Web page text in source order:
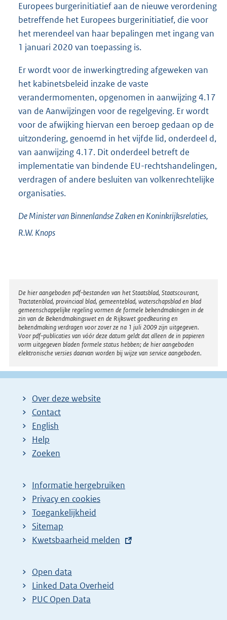
Europees burgerinitiatief aan de nieuwe verordening
betreffende het Europees burgerinitiatief, die voor
het merendeel van haar bepalingen met ingang van
1 januari 2020 van toepassing is.
Er wordt voor de inwerkingtreding afgeweken van
het kabinetsbeleid inzake de vaste
verandermomenten, opgenomen in aanwijzing 4.17
van de Aanwijzingen voor de regelgeving. Er wordt
voor de afwijking hiervan een beroep gedaan op de
uitzondering, genoemd in het vijfde lid, onderdeel d,
van aanwijzing 4.17. Dit onderdeel betreft de
implementatie van bindende EU-rechtshandelingen,
verdragen of andere besluiten van volkenrechtelijke
organisaties.
De Minister van Binnenlandse Zaken en Koninkrijksrelaties,
R.W. Knops
Disclaimer
De hier aangeboden pdf-bestanden van het Staatsblad, Staatscourant,
Tractatenblad, provinciaal blad, gemeenteblad, waterschapsblad en blad
gemeenschappelijke regeling vormen de formele bekendmakingen in de
zin van de Bekendmakingswet en de Rijkswet goedkeuring en
bekendmaking verdragen voor zover ze na 1 juli 2009 zijn uitgegeven.
Voor pdf-publicaties van vóór deze datum geldt dat alleen de in papieren
vorm uitgegeven bladen formele status hebben; de hier aangeboden
elektronische versies daarvan worden bij wijze van service aangeboden.
Over deze website
Contact
English
Help
Zoeken
Informatie hergebruiken
Privacy en cookies
Toegankelijkheid
Sitemap
E
t
e
r
Kwetsbaarheid melden
Open data
Linked Data Overheid
PUC Open Data